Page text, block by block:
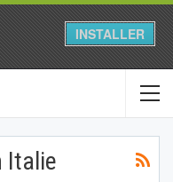
INSTALLER
Italie